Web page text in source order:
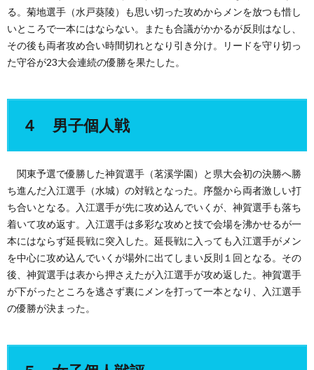
る。菊地選手（水戸葵陵）も思い切った攻めからメンを放つも惜し
いところで一本にはならない。またも合議がかかるが反則はなし、
その後も両者攻め合い時間切れとなり引き分け。リードを守り切っ
た守谷が23大会連続の優勝を果たした。
４ 男子個人戦
関東予選で優勝した神賀選手（茗溪学園）と県大会初の決勝へ勝
ち進んだ入江選手（水城）の対戦となった。序盤から両者激しい打
ち合いとなる。入江選手が先に攻め込んでいくが、神賀選手も落ち
着いて攻め返す。入江選手は多彩な攻めと技で会場を沸かせるが一
本にはならず延長戦に突入した。延長戦に入っても入江選手がメン
を中心に攻め込んでいくが場外に出てしまい反則１回となる。その
後、神賀選手は表から押さえたが入江選手が攻め返した。神賀選手
が下がったところを逃さず裏にメンを打って一本となり、入江選手
の優勝が決まった。